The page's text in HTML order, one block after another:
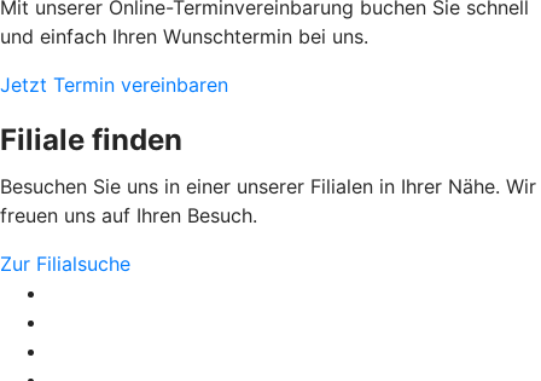
Mit unserer Online-Terminvereinbarung buchen Sie schnell
und einfach Ihren Wunschtermin bei uns.
Jetzt Termin vereinbaren
Filiale finden
Besuchen Sie uns in einer unserer Filialen in Ihrer Nähe. Wir
freuen uns auf Ihren Besuch.
Zur Filialsuche